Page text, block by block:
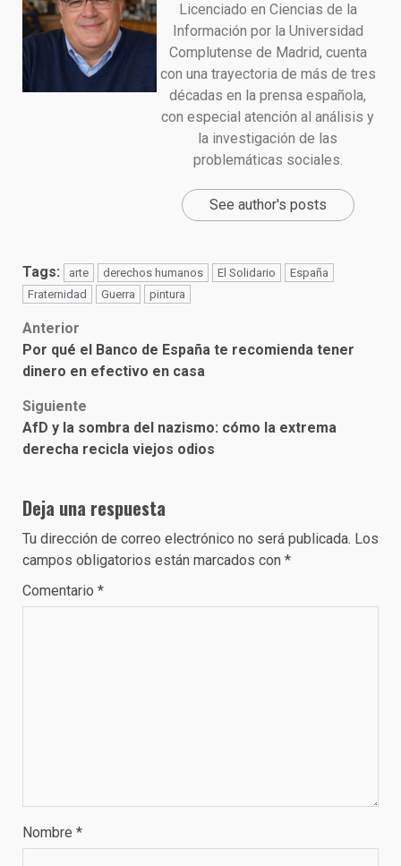
Licenciado en Ciencias de la
Información por la Universidad
Complutense de Madrid, cuenta
con una trayectoria de más de tres
décadas en la prensa española,
con especial atención al análisis y
la investigación de las
problemáticas sociales.
See author's posts
Tags: arte derechos humanos El Solidario
España
Fraternidad
Guerra pintura
Post
navigation
Anterior
Por qué el Banco de España te recomienda tener
dinero en efectivo en casa
Siguiente
AfD y la sombra del nazismo: cómo la extrema
derecha recicla viejos odios
Deja una respuesta
Tu dirección de correo electrónico no será publicada. Los
campos obligatorios están marcados con *
Comentario *
Nombre *